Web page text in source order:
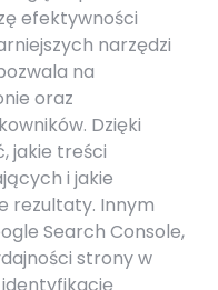
efektywności
narzędzi
na
oraz
Dzięki
jakie treści
i jakie
rezultaty. Innym
Search Console,
strony w